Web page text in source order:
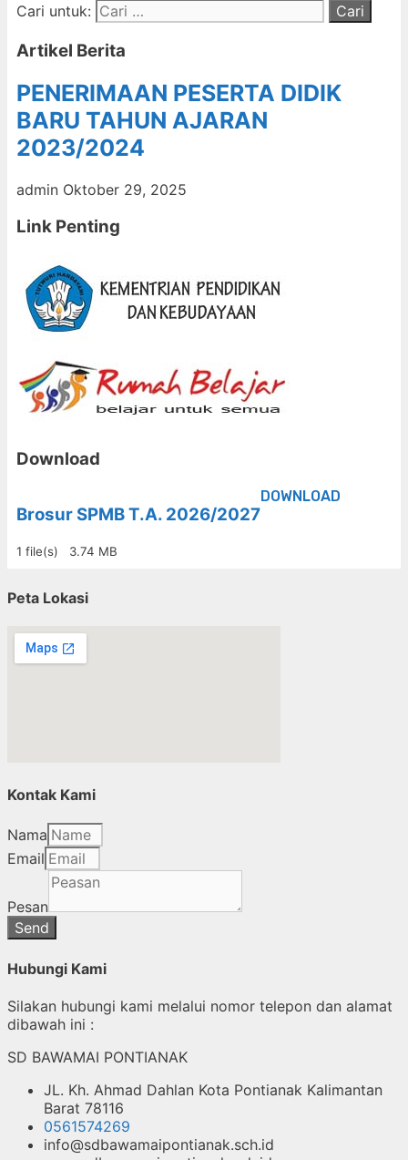
Cari untuk:
Artikel Berita
PENERIMAAN PESERTA DIDIK
BARU TAHUN AJARAN
2023/2024
admin Oktober 29, 2025
Link Penting
Download
Brosur SPMB T.A. 2026/2027
1 file(s) 3.74 MB
DOWNLOAD
Peta Lokasi
Kontak Kami
Nama
Email
Pesan
Send
Hubungi Kami
Silakan hubungi kami melalui nomor telepon dan alamat
dibawah ini :
SD BAWAMAI PONTIANAK
JL. Kh. Ahmad Dahlan Kota Pontianak Kalimantan
Barat 78116
0561574269
info@sdbawamaipontianak.sch.id